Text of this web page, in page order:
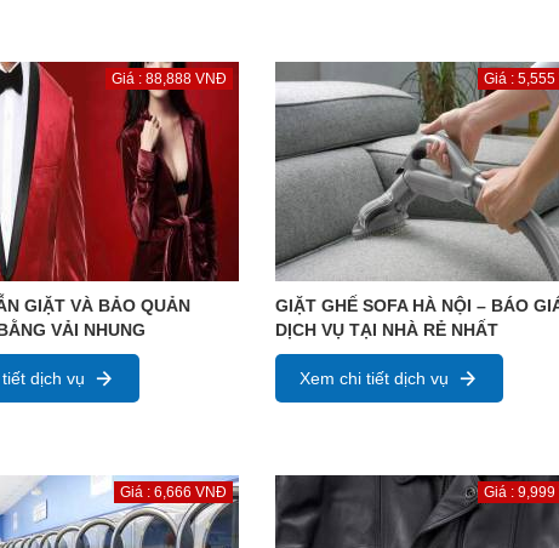
Giá : 88,888 VNĐ
GIẶT VÀ BẢO QUẢN
VẢI NHUNG
dịch vụ
Giá :
GIẶT GHẾ SOFA HÀ NỘI – BÁO
DỊCH VỤ TẠI NHÀ RẺ NHẤT
Xem chi tiết dịch vụ
Giá : 6,666 VNĐ Giá :